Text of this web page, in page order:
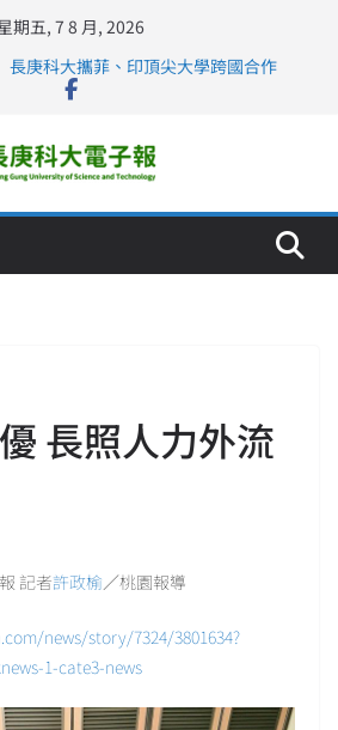
期五, 7 8 月, 2026
庚科大攜菲、印頂尖大學跨國合作
醫療集團、美容學校收穫豐
科大締結策略聯盟 培育護理尖兵
穩居《遠見》醫學大學第5名 辦學實力再
長照人力外流
記者許政榆／桃園報導
news/story/7324/3801634?
1-cate3-news